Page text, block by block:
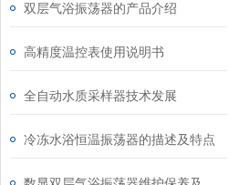
双层气浴振荡器的产品介绍
高精度温控表使用说明书
全自动水质采样器技术发展
冷冻水浴恒温振荡器的描述及特点